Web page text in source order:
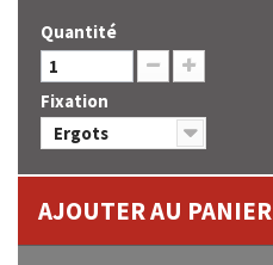
Quantité
Fixation
Ergots
AJOUTER AU PANIER